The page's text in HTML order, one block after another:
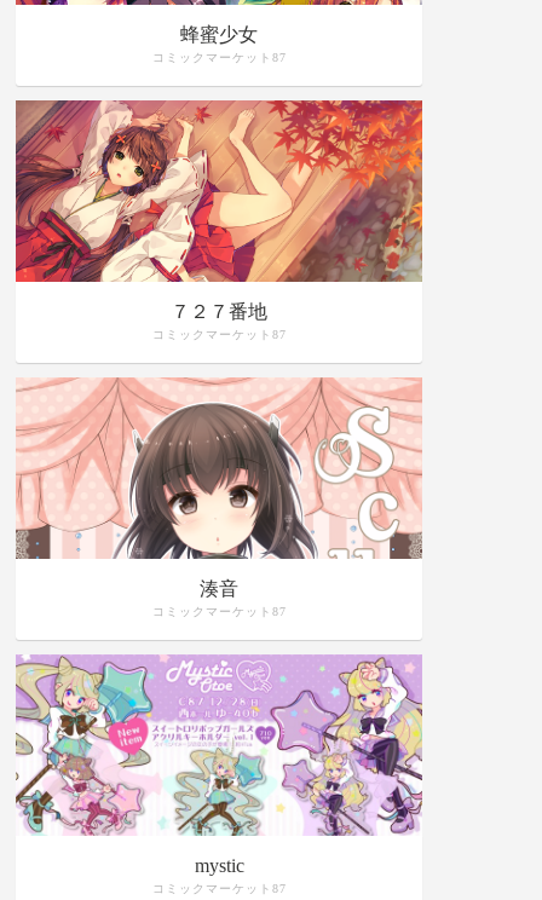
蜂蜜少女
コミックマーケット87
７２７番地
コミックマーケット87
湊音
コミックマーケット87
mystic
コミックマーケット87